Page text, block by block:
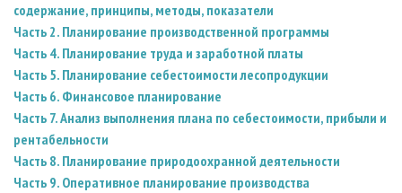
содержание, принципы, методы, показатели
Часть 2. Планирование производственной программы
Часть 4. Планирование труда и заработной платы
Часть 5. Планирование себестоимости лесопродукции
Часть 6. Финансовое планирование
Часть 7. Анализ выполнения плана по себестоимости, прибыли и
рентабельности
Часть 8. Планирование природоохранной деятельности
Часть 9. Оперативное планирование производства